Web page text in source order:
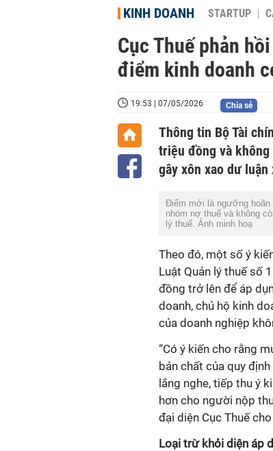
KINH DOANH STARTUP
Cục Thuế phản
điểm kinh doanh
19:53 | 07/05/2026 Chia sẻ
Thông tin Bộ Tài
triệu đồng và
gây xôn xao dư luận
Điểm mới là ngưỡng hoãn
nhóm nợ thuế và không
lý thuế. Ảnh minh hoạ
Theo đó, một số ý
Luật Quản lý thuế số
đồng trở lên để áp
doanh, chủ hộ kinh
của doanh nghiệp
“Có ý kiến cho rằng
bản chất của quy
lắng nghe, tiếp thu ý
hơn cho người nộp
đại diện Cục Thuế
Loại trừ khỏi diện áp